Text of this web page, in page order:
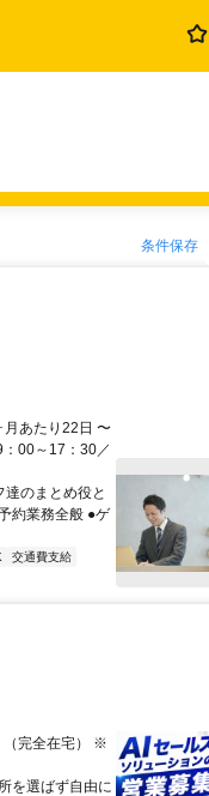
条件保存
月あたり22日 〜
00～17：30／
のまとめ役と
約業務全般 ●ゲ
交通費支給
（完全在宅） ※
を選ばず自由に